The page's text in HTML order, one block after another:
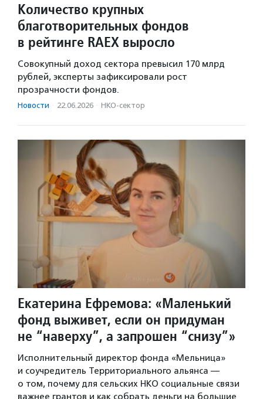
Количество крупных
благотворительных фондов
в рейтинге RAEX выросло
Совокупный доход сектора превысил 170 млрд
рублей, эксперты зафиксировали рост
прозрачности фондов.
Новости · 22.06.2026 · НКО-сектор
Екатерина Ефремова: «Маленький
фонд выживет, если он придуман
не “наверху”, а запрошен “снизу”»
Исполнительный директор фонда «Мельница»
и соучредитель Территориального альянса —
о том, почему для сельских НКО социальные связи
важнее грантов и как собрать деньги на большие